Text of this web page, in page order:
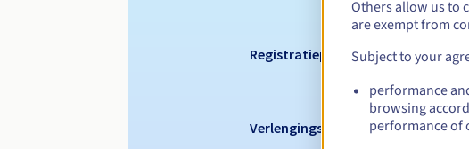
Registratieperiode
Verlengingsperiode
Others allow us to
are exempt from
Subject to your
performance
browsing
performance of